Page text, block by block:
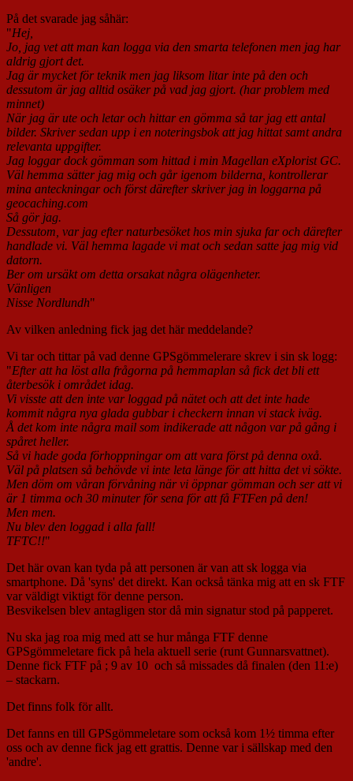
På det svarade jag såhär:
"Hej,
Jo, jag vet att man kan logga via den smarta telefonen men jag har
aldrig gjort det.
Jag är mycket för teknik men jag liksom litar inte på den och
dessutom är jag alltid osäker på vad jag gjort. (har problem med
minnet)
När jag är ute och letar och hittar en gömma så tar jag ett antal
bilder. Skriver sedan upp i en noteringsbok att jag hittat samt andra
relevanta uppgifter.
Jag loggar dock gömman som hittad i min Magellan eXplorist GC.
Väl hemma sätter jag mig och går igenom bilderna, kontrollerar
mina anteckningar och först därefter skriver jag in loggarna på
geocaching.com
Så gör jag.
Dessutom, var jag efter naturbesöket hos min sjuka far och därefter
handlade vi. Väl hemma lagade vi mat och sedan satte jag mig vid
datorn.
Ber om ursäkt om detta orsakat några olägenheter.
Vänligen
Nisse Nordlundh"
Av vilken anledning fick jag det här meddelande?
Vi tar och tittar på vad denne GPSgömmelerare skrev i sin sk logg:
"Efter att ha löst alla frågorna på hemmaplan så fick det bli ett
återbesök i området idag.
Vi visste att den inte var loggad på nätet och att det inte hade
kommit några nya glada gubbar i checkern innan vi stack iväg.
Å det kom inte några mail som indikerade att någon var på gång i
spåret heller.
Så vi hade goda förhoppningar om att vara först på denna oxå.
Väl på platsen så behövde vi inte leta länge för att hitta det vi sökte.
Men döm om våran förvåning när vi öppnar gömman och ser att vi
är 1 timma och 30 minuter för sena för att få FTFen på den!
Men men.
Nu blev den loggad i alla fall!
TFTC!!"
Det här ovan kan tyda på att personen är van att sk logga via
smartphone. Då 'syns' det direkt. Kan också tänka mig att en sk FTF
var väldigt viktigt för denne person.
Besvikelsen blev antagligen stor då min signatur stod på papperet.
Nu ska jag roa mig med att se hur många FTF denne
GPSgömmeletare fick på hela aktuell serie (runt Gunnarsvattnet).
Denne fick FTF på ; 9 av 10 och så missades då finalen (den 11:e)
– stackarn.
Det finns folk för allt.
Det fanns en till GPSgömmeletare som också kom 1½ timma efter
oss och av denne fick jag ett grattis. Denne var i sällskap med den
'andre'.